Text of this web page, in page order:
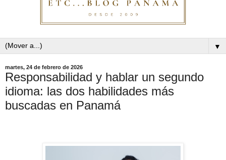
▼
martes, 24 de febrero de 2026
Responsabilidad y hablar un segundo
idioma: las dos habilidades más
buscadas en Panamá